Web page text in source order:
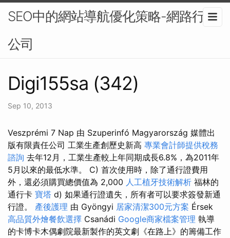
SEO中的網站導航優化策略-網路行銷
公司
Digi155sa (342)
Sep 10, 2013
Veszprémi 7 Nap 由 Szuperinfó Magyarország 媒體出
版有限責任公司 工業生產創歷史新高 專業會計師提供稅務
諮詢 去年12月，工業生產較上年同期成長6.8%，為2011年
5月以來的最低水準。 C) 首次使用時，除了通行證費用
外，還必須購買總價值為 2,000 人工植牙技術解析 福林的
通行卡 寶塔 d) 如果通行證遺失，所有者可以要求簽發新通
行證。 產後護理 由 Gyöngyi 居家清潔300元方案 Érsek
高品質外燴餐飲選擇 Csanádi Google商家檔案管理 執導
的卡博卡木偶劇院最新製作的英文劇《在路上》的籌備工作